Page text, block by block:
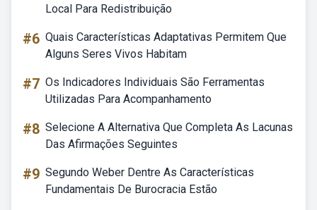
Local Para Redistribuição
#6 Quais Características Adaptativas Permitem Que
Alguns Seres Vivos Habitam
#7 Os Indicadores Individuais São Ferramentas
Utilizadas Para Acompanhamento
#8 Selecione A Alternativa Que Completa As Lacunas
Das Afirmações Seguintes
#9 Segundo Weber Dentre As Características
Fundamentais De Burocracia Estão